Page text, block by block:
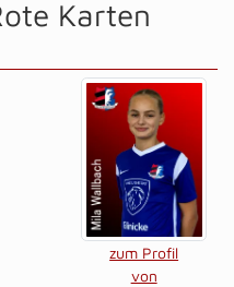
Karten
zum Profil
von